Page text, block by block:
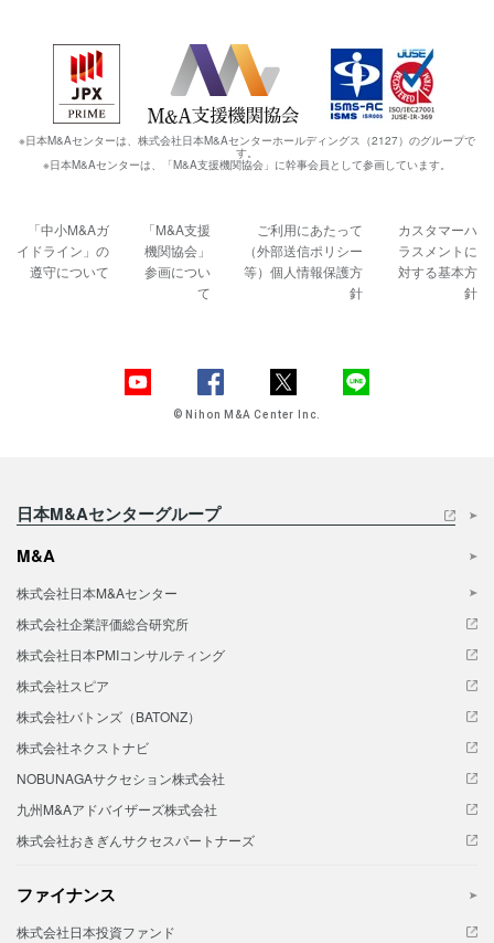
※日本M&Aセンターは、株式会社日本M&Aセンターホールディングス（2127）のグループで
す。
※日本M&Aセンターは、「M&A支援機関協会」に幹事会員として参画しています。
「中小M&Aガ
イドライン」の
遵守について
「M&A支援
機関協会」
参画につい
て
ご利用にあたって
（外部送信ポリシー
等）個人情報保護方
針
カスタマーハ
ラスメントに
対する基本方
針
© Nihon M&A Center Inc.
日本M&Aセンターグループ
M&A
株式会社日本M&Aセンター
株式会社企業評価総合研究所
株式会社日本PMIコンサルティング
株式会社スピア
株式会社バトンズ（BATONZ）
株式会社ネクストナビ
NOBUNAGAサクセション株式会社
九州M&Aアドバイザーズ株式会社
株式会社おきぎんサクセスパートナーズ
ファイナンス
株式会社日本投資ファンド